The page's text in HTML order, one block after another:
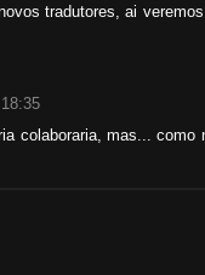
tradutores, ai
colaboraria, mas...